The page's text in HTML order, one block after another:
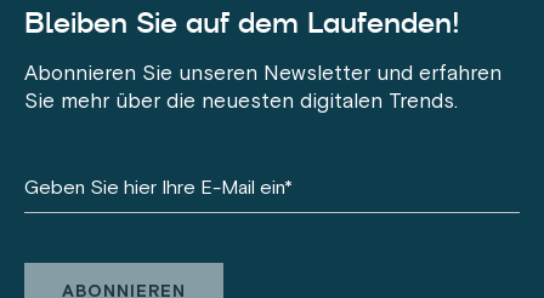
Bleiben Sie auf dem Laufenden!
Abonnieren Sie unseren Newsletter und erfahren
Sie mehr über die neuesten digitalen Trends.